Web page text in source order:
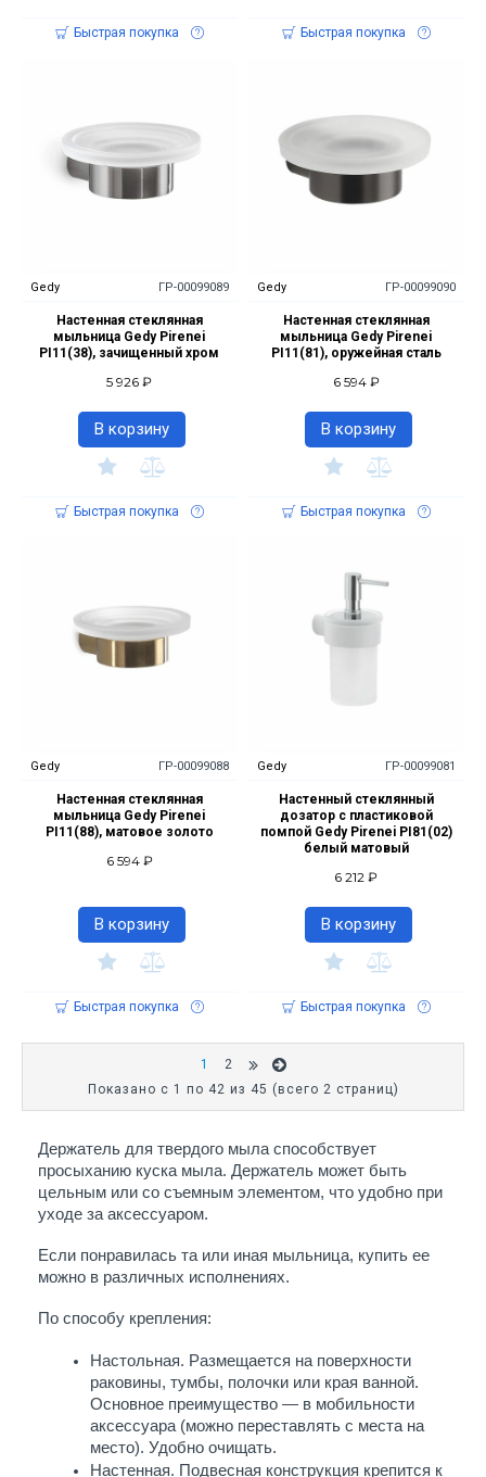
Держатель для твердого мыла способствует
просыханию куска мыла. Держатель может быть
цельным или со съемным элементом, что удобно при
уходе за аксессуаром.
Если понравилась та или иная мыльница, купить ее
можно в различных исполнениях.
По способу крепления:
Настольная. Размещается на поверхности
раковины, тумбы, полочки или края ванной.
Основное преимущество — в мобильности
аксессуара (можно переставлять с места на
место). Удобно очищать.
Настенная. Подвесная конструкция крепится к
Быстрая покупка Быстрая покупка
Gedy ГР-00099089
Настенная стеклянная
мыльница Gedy Pirenei
PI11(38), зачищенный хром
5 926 ₽
В корзину
Быстрая покупка
Gedy ГР-00099090
Настенная стеклянная
мыльница Gedy Pirenei
PI11(81), оружейная сталь
6 594 ₽
В корзину
Быстрая покупка
Gedy ГР-00099088
Настенная стеклянная
мыльница Gedy Pirenei
PI11(88), матовое золото
6 594 ₽
В корзину
Быстрая покупка
Gedy ГР-00099081
Настенный стеклянный
дозатор с пластиковой
помпой Gedy Pirenei PI81(02)
белый матовый
6 212 ₽
В корзину
Быстрая покупка
1
2
Показано с 1 по 42 из 45 (всего 2 страниц)